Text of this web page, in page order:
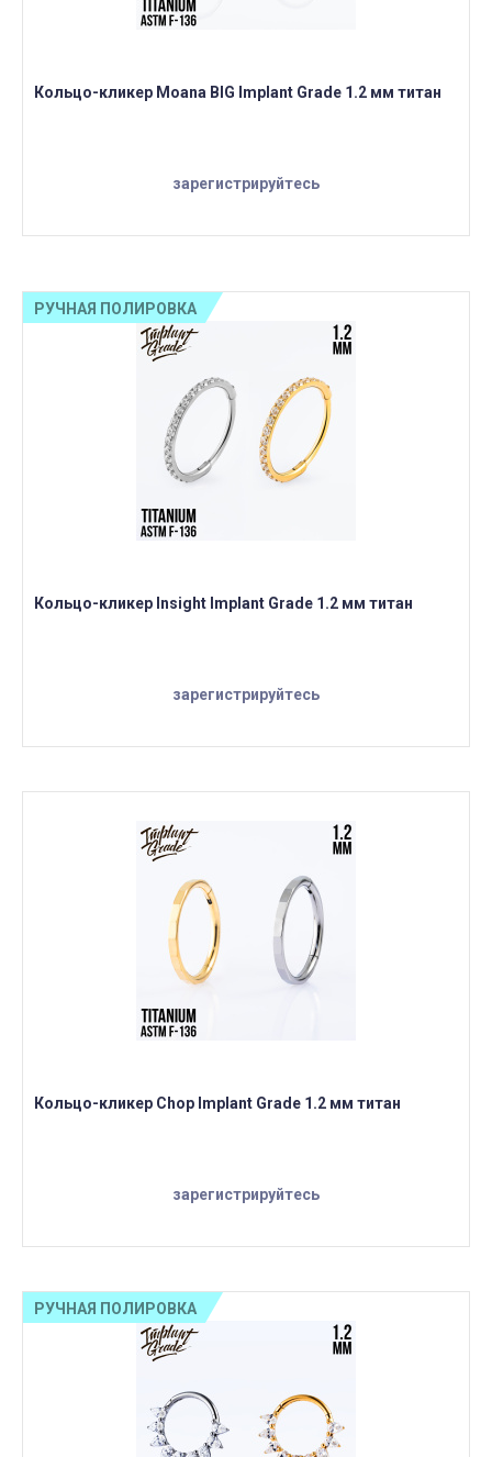
Кольцо-кликер Moana BIG Implant Grade 1.2 мм титан
зарегистрируйтесь
Кольцо-кликер Insight Implant Grade 1.2 мм титан
зарегистрируйтесь
РУЧНАЯ ПОЛИРОВКА
Кольцо-кликер Chop Implant Grade 1.2 мм титан
зарегистрируйтесь
РУЧНАЯ ПОЛИРОВКА